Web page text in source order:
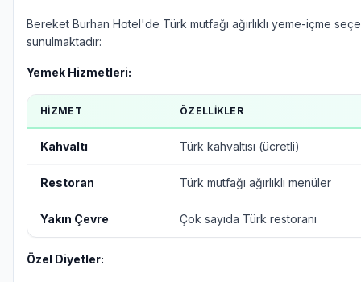
Bereket Burhan Hotel'de Türk mutfağı ağırlıklı yeme-içme
sunulmaktadır:
Yemek Hizmetleri:
HIZMET ÖZELLIKLER
Kahvaltı Türk kahvaltısı (ücretli)
Restoran Türk mutfağı ağırlıklı menüler
Yakın Çevre Çok sayıda Türk restoranı
Özel Diyetler: